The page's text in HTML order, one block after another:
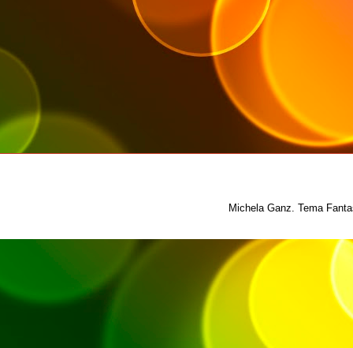
Michela Ganz. Tema